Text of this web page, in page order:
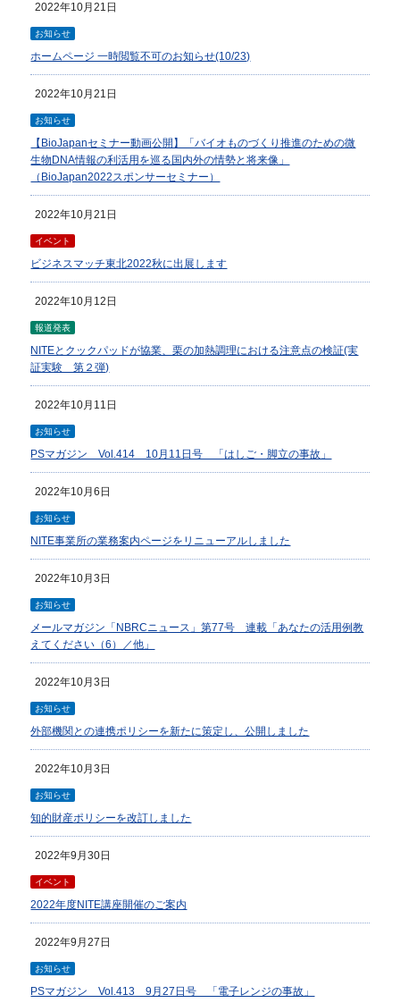
2022年10月21日
お知らせ
ホームページ 一時閲覧不可のお知らせ(10/23)
2022年10月21日
お知らせ
【BioJapanセミナー動画公開】「バイオものづくり推進のための微
生物DNA情報の利活用を巡る国内外の情勢と将来像」
（BioJapan2022スポンサーセミナー）
2022年10月21日
イベント
ビジネスマッチ東北2022秋に出展します
2022年10月12日
報道発表
NITEとクックパッドが協業、栗の加熱調理における注意点の検証(実
証実験 第２弾)
2022年10月11日
お知らせ
PSマガジン Vol.414 10月11日号 「はしご・脚立の事故」
2022年10月6日
お知らせ
NITE事業所の業務案内ページをリニューアルしました
2022年10月3日
お知らせ
メールマガジン「NBRCニュース」第77号 連載「あなたの活用例教
えてください（6）／他」
2022年10月3日
お知らせ
外部機関との連携ポリシーを新たに策定し、公開しました
2022年10月3日
お知らせ
知的財産ポリシーを改訂しました
2022年9月30日
イベント
2022年度NITE講座開催のご案内
2022年9月27日
お知らせ
PSマガジン Vol.413 9月27日号 「電子レンジの事故」